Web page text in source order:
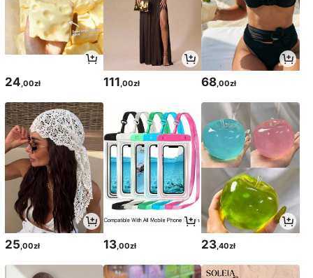
24,00zł 111,00zł 68,00zł
25,00zł 13,00zł 23,40zł